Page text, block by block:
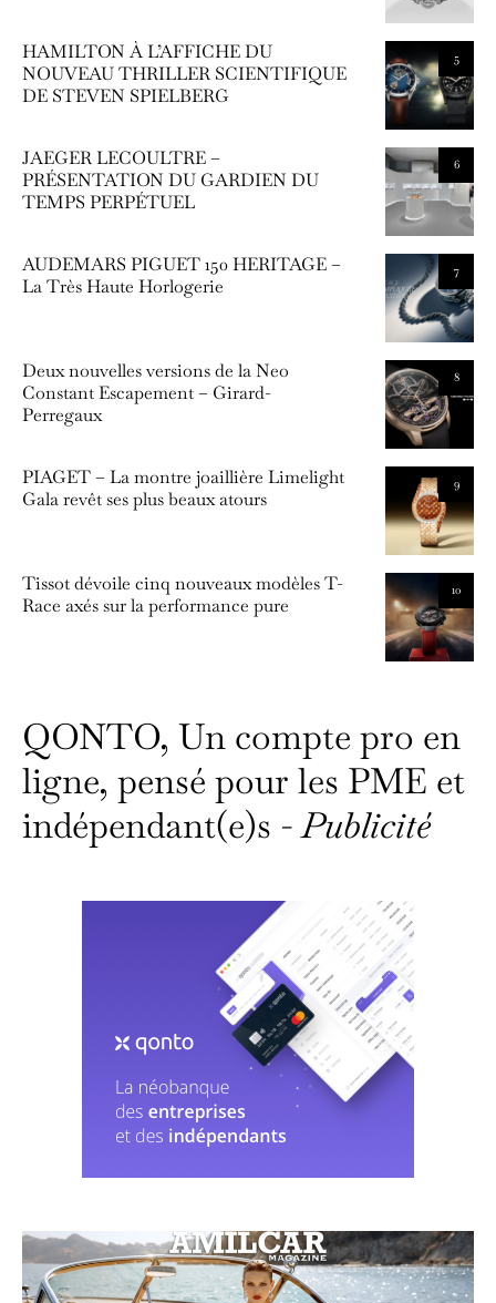
5
HAMILTON À L’AFFICHE DU
NOUVEAU THRILLER SCIENTIFIQUE
DE STEVEN SPIELBERG
6
JAEGER LECOULTRE –
PRÉSENTATION DU GARDIEN DU
TEMPS PERPÉTUEL
7
AUDEMARS PIGUET 150 HERITAGE –
La Très Haute Horlogerie
8
Deux nouvelles versions de la Neo
Constant Escapement – Girard-
Perregaux
9
PIAGET – La montre joaillière Limelight
Gala revêt ses plus beaux atours
10
Tissot dévoile cinq nouveaux modèles T-
Race axés sur la performance pure
QONTO, Un compte pro en
ligne, pensé pour les PME et
indépendant(e)s -Publicité